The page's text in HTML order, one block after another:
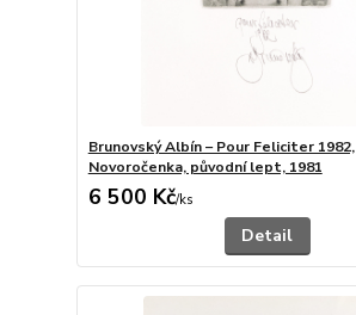
Brunovský Albín – Pour Feliciter 1982,
Novoročenka, původní lept, 1981
6 500 Kč/ks
Detail